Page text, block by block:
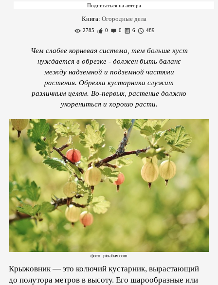
Книга: Огородные дела
2785 0 0 6 489
Чем слабее корневая система, тем больше куст
нуждается в обрезке - должен быть баланс
между надземной и подземной частями
растения. Обрезка кустарника служит
различным целям. Во-первых, растение должно
укорениться и хорошо расти.
фото: pixabay.com
Крыжовник — это колючий кустарник, вырастающий
до полутора метров в высоту. Его шарообразные или